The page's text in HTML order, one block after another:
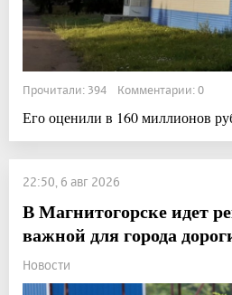
Прочитали: 394 Комментарии: 0
Его оценили в 160 миллионов
22:50, 6 авг 2026
В Магнитогорске идет
важной для города
Новости